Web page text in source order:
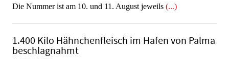
Die Nummer ist am 10. und 11. August jeweils (...)
1.400 Kilo Hähnchenfleisch im Hafen von Palma
beschlagnahmt